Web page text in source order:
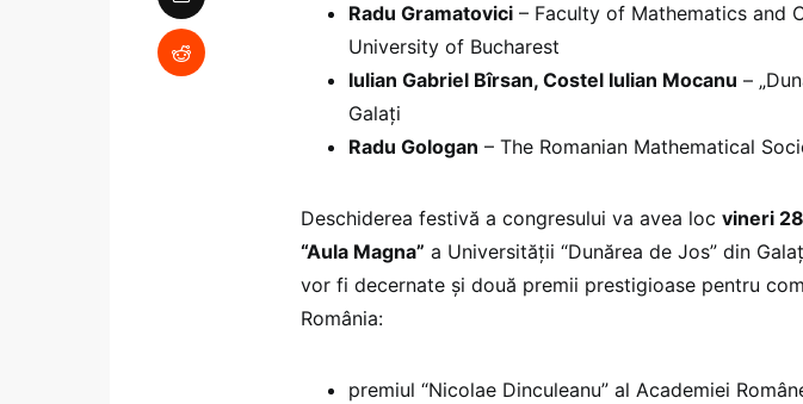
Radu Gramatovici – Faculty of Mathematics and
University of Bucharest
Iulian Gabriel Bîrsan, Costel Iulian Mocanu –
Galați
Radu Gologan – The Romanian Mathematical
Deschiderea festivă a congresului va avea loc vineri
“Aula Magna” a Universității “Dunărea de Jos” din
vor fi decernate și două premii prestigioase pentru
România:
premiul “Nicolae Dinculeanu” al Academiei